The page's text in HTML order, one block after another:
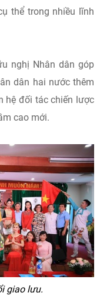
thể trong nhiều lĩnh
nghị Nhân dân góp
dân hai nước thêm
hệ đối tác chiến lược
cao mới.
giao lưu.